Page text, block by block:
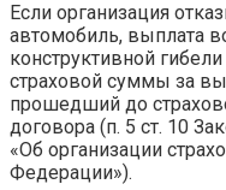
Если организация
автомобиль, выплата
конструктивной
страховой суммы за
прошедший до
договора (п. 5 ст. 10
«Об организации
Федерации»).